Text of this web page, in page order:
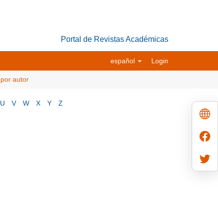
Portal de Revistas Académicas
español Login
autor
U V W X Y Z